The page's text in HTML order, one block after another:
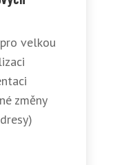
velkou
změny